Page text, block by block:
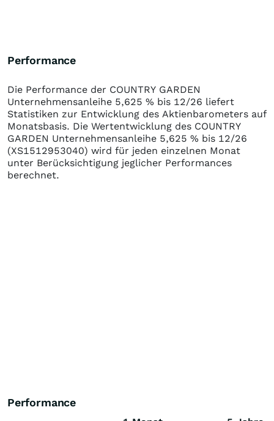
Performance
Die Performance der COUNTRY GARDEN
Unternehmensanleihe 5,625 % bis 12/26 liefert
Statistiken zur Entwicklung des Aktienbarometers auf
Monatsbasis. Die Wertentwicklung des COUNTRY
GARDEN Unternehmensanleihe 5,625 % bis 12/26
(XS1512953040) wird für jeden einzelnen Monat
unter Berücksichtigung jeglicher Performances
berechnet.
Performance